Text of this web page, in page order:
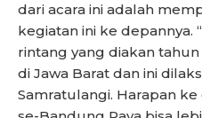
dari acara ini adalah
kegiatan ini ke depannya.
rintang yang diakan
di Jawa Barat dan ini
Samratulangi. Harapan